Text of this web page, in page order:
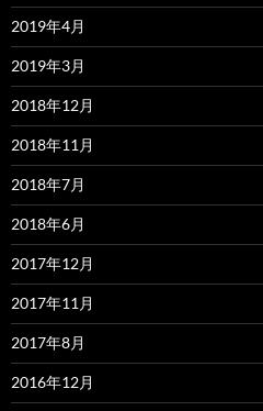
2019年4月
2019年3月
2018年12月
2018年11月
2018年7月
2018年6月
2017年12月
2017年11月
2017年8月
2016年12月